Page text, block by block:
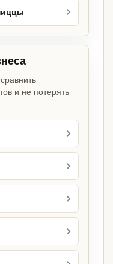
и не потерять